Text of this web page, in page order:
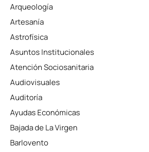
Arqueología
Artesanía
Astrofísica
Asuntos Institucionales
Atención Sociosanitaria
Audiovisuales
Auditoría
Ayudas Económicas
Bajada de La Virgen
Barlovento